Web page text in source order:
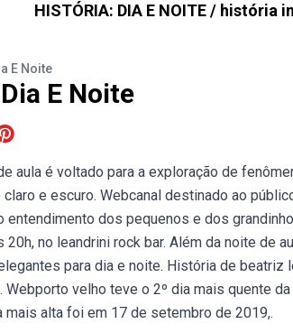
HISTÓRIA: DIA E NOITE /
E Noite
E Noite
aula é voltado para a exploração de
e escuro. Webcanal destinado ao
entendimento dos pequenos e dos
20h, no leandrini rock bar. Além da noite de
para dia e noite. História de beatriz
Webporto velho teve o 2º dia mais quente
mais alta foi em 17 de setembro de 2019,.